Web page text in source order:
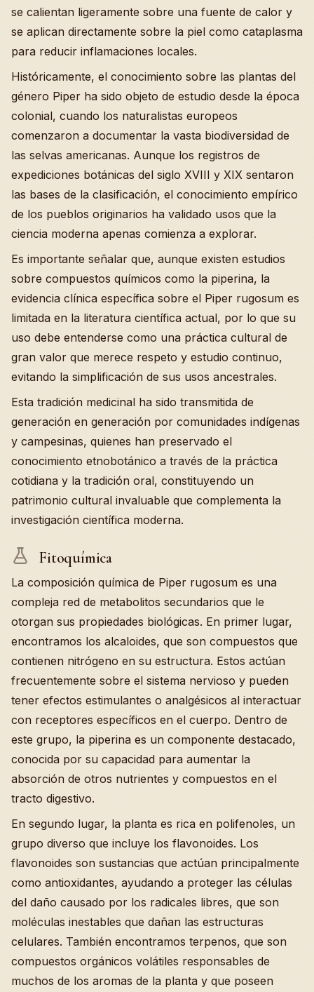
se calientan ligeramente sobre una fuente de calor y
se aplican directamente sobre la piel como cataplasma
para reducir inflamaciones locales.
Históricamente, el conocimiento sobre las plantas del
género Piper ha sido objeto de estudio desde la época
colonial, cuando los naturalistas europeos
comenzaron a documentar la vasta biodiversidad de
las selvas americanas. Aunque los registros de
expediciones botánicas del siglo XVIII y XIX sentaron
las bases de la clasificación, el conocimiento empírico
de los pueblos originarios ha validado usos que la
ciencia moderna apenas comienza a explorar.
Es importante señalar que, aunque existen estudios
sobre compuestos químicos como la piperina, la
evidencia clínica específica sobre el Piper rugosum es
limitada en la literatura científica actual, por lo que su
uso debe entenderse como una práctica cultural de
gran valor que merece respeto y estudio continuo,
evitando la simplificación de sus usos ancestrales.
Esta tradición medicinal ha sido transmitida de
generación en generación por comunidades indígenas
y campesinas, quienes han preservado el
conocimiento etnobotánico a través de la práctica
cotidiana y la tradición oral, constituyendo un
patrimonio cultural invaluable que complementa la
investigación científica moderna.
Fitoquímica
La composición química de Piper rugosum es una
compleja red de metabolitos secundarios que le
otorgan sus propiedades biológicas. En primer lugar,
encontramos los alcaloides, que son compuestos que
contienen nitrógeno en su estructura. Estos actúan
frecuentemente sobre el sistema nervioso y pueden
tener efectos estimulantes o analgésicos al interactuar
con receptores específicos en el cuerpo. Dentro de
este grupo, la piperina es un componente destacado,
conocida por su capacidad para aumentar la
absorción de otros nutrientes y compuestos en el
tracto digestivo.
En segundo lugar, la planta es rica en polifenoles, un
grupo diverso que incluye los flavonoides. Los
flavonoides son sustancias que actúan principalmente
como antioxidantes, ayudando a proteger las células
del daño causado por los radicales libres, que son
moléculas inestables que dañan las estructuras
celulares. También encontramos terpenos, que son
compuestos orgánicos volátiles responsables de
muchos de los aromas de la planta y que poseen